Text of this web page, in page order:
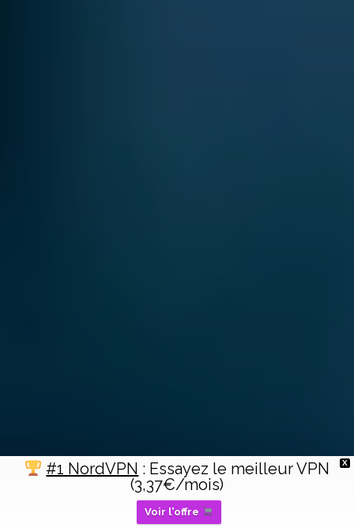
X
#1 NordVPN : Essayez le meilleur VPN
(3,37€/mois)
Voir l'offre